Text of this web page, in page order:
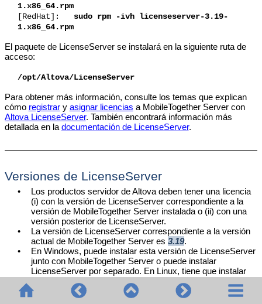
1.x86_64.rpm
[RedHat]: sudo rpm -ivh licenseserver-3.19-
1.x86_64.rpm
El paquete de LicenseServer se instalará en la siguiente ruta de
acceso:
/opt/Altova/LicenseServer
Para obtener más información, consulte los temas que explican
cómo registrary asignar licencias a MobileTogether Server con
Altova LicenseServer. También encontrará información más
detallada en la documentación de LicenseServer.
Versiones de LicenseServer
•
Los productos servidor de Altova deben tener una licencia
(i) con la versión de LicenseServer correspondiente a la
versión de MobileTogether Server instalada o (ii) con una
versión posterior de LicenseServer.
•
La versión de LicenseServer correspondiente a la versión
actual de MobileTogether Server es3.19.
•
En Windows, puede instalar esta versión de LicenseServer
junto con MobileTogether Server o puede instalar
LicenseServer por separado. En Linux, tiene que instalar
LicenseServer por separado.
•
Antes de instalar una versión nueva de LicenseServer, es
necesario desinstalar versiones anteriores.